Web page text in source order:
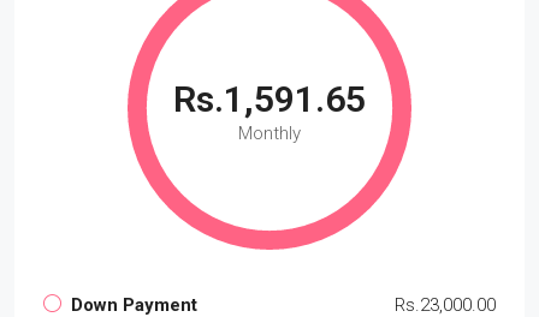
Rs.1,591.65
Monthly
Down Payment Rs.23,000.00